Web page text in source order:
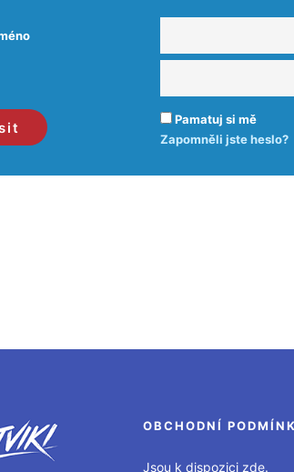
Pamatuj si mě
Zapomněli jste heslo?
OBCHODNÍ
Jsou k dispozici zde.